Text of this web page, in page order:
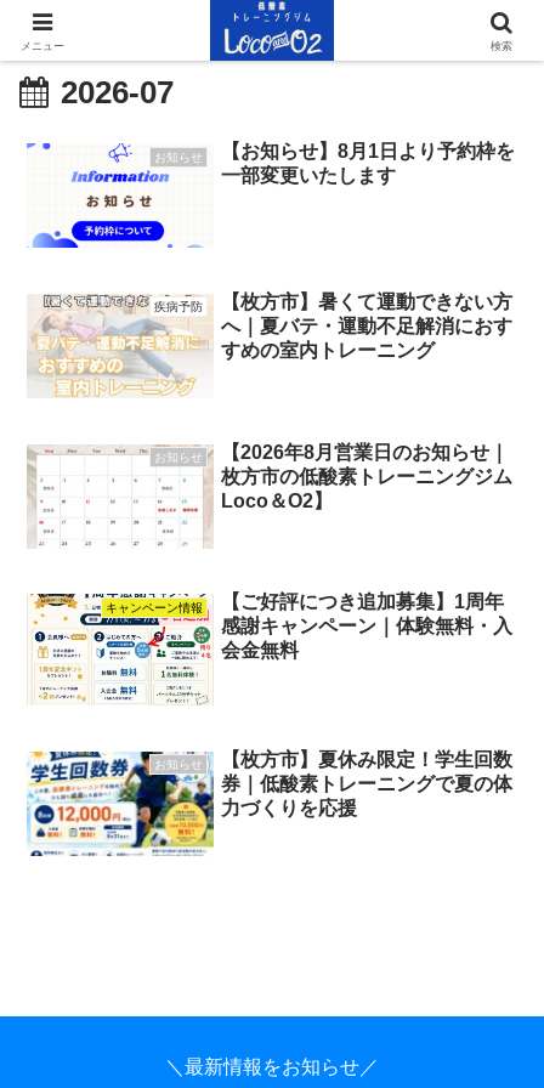
2026-07
お知らせ
【お知らせ】8月1日より予約枠を
一部変更いたします
疾病予防
【枚方市】暑くて運動できない方
へ｜夏バテ・運動不足解消におす
すめの室内トレーニング
お知らせ
【2026年8月営業日のお知らせ｜
枚方市の低酸素トレーニングジム
Loco＆O2】
キャンペーン情報
【ご好評につき追加募集】1周年
感謝キャンペーン｜体験無料・入
会金無料
お知らせ
【枚方市】夏休み限定！学生回数
券｜低酸素トレーニングで夏の体
力づくりを応援
＼最新情報をお知らせ／
メニュー 検索